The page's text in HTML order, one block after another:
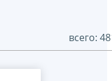
всего: